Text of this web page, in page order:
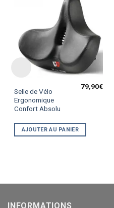
Selle de Vélo
Ergonomique
Confort Absolu
79,90€
AJOUTER AU PANIER
INFORMATIONS